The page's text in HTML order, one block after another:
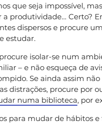
que seja impossível,
produtividade… Certo?
dispersos e procure
estudar.
isolar-se num
– e não esqueça de
Se ainda assim não
distrações, procure por
numa biblioteca, por
para mudar de hábitos